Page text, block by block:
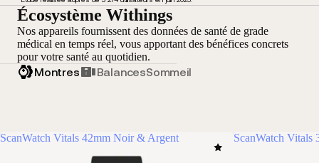
Écosystème Withings
Nos appareils fournissent des données de santé de grade
médical en temps réel, vous apportant des bénéfices concrets
pour votre santé au quotidien.
Montres BalancesSommeil
ScanWatch Vitals 42mm Noir & Argent ScanWatch Vitals